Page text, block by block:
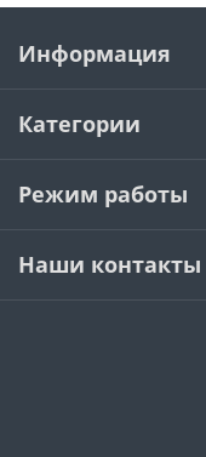
Информация
Категории
Режим работы
Наши контакты